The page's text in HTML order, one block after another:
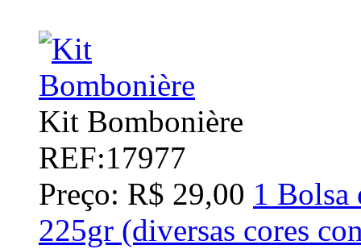
Kit Bombonière
REF:17977
Preço: R$ 29,00 1 Bolsa
225gr (diversas cores